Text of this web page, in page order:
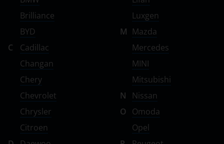
Brilliance
BYD
C
Cadillac
Changan
Chery
Chevrolet
Chrysler
Citroen
Luxgen
M Mazda
Mercedes
MINI
Mitsubishi
N
Nissan
O
Omoda
Opel